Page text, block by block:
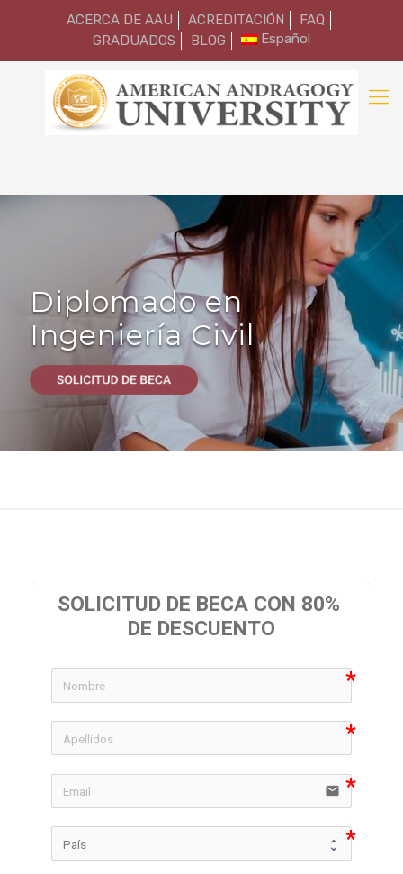
ACERCA DE AAU ACREDITACIÓN
FAQ
GRADUADOS
BLOG Español
Diplomado en
Ingeniería Civil
SOLICITUD DE BECA CON 80%
DE DESCUENTO
icon-
icon-
email